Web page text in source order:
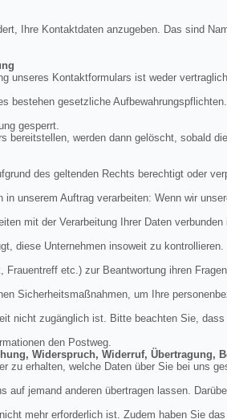
Ihre Kontaktdaten anzugeben. Das sind
unseres Kontaktformulars ist weder
bestehen gesetzliche
gesperrt.
bereitstellen, werden dann gelöscht, sobald
des geltenden Rechts berechtigt oder
unserem Auftrag verarbeiten: Wenn wir
mit der Verarbeitung Ihrer Daten
diese Unternehmen insoweit zu
etc.) zur Beantwortung ihren
Sicherheitsmaßnahmen, um Ihre
nicht zugänglich ist. Bitte beachten Sie,
den Postweg.
Widerspruch, Widerruf, Übertragung,
zu erhalten, welche Daten über Sie bei uns
auf jemand anderen übertragen lassen.
mehr erforderlich ist. Zudem haben Sie